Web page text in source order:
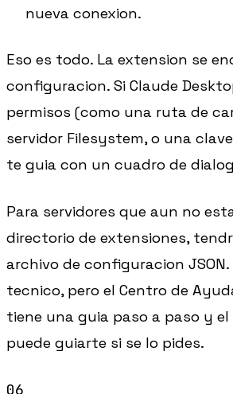
nueva conexion.
Eso es todo. La extension se
configuracion. Si Claude
permisos (como una ruta de
servidor Filesystem, o una
te guia con un cuadro de
Para servidores que aun no
directorio de extensiones,
archivo de configuracion
tecnico, pero el Centro de
tiene una guia paso a paso y el
puede guiarte si se lo pides.